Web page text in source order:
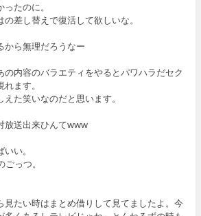
たのに。
差し替えで復活して欲しいな。
から無理だろうなー
の内容のバラエティをやるとパワハラだセク
ます。
た笑いなのだと思います。
放送出来ひんてwww
い。
っつ。
見たい時はまとめ借りして見てましたよ。今